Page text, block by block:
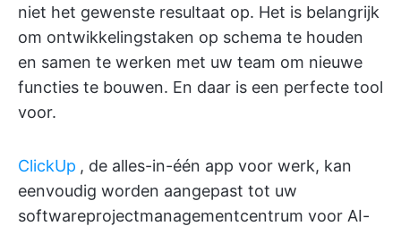
niet het gewenste resultaat op. Het is belangrijk
om ontwikkelingstaken op schema te houden
en samen te werken met uw team om nieuwe
functies te bouwen. En daar is een perfecte tool
voor.
ClickUp , de alles-in-één app voor werk, kan
eenvoudig worden aangepast tot uw
softwareprojectmanagementcentrum voor AI-